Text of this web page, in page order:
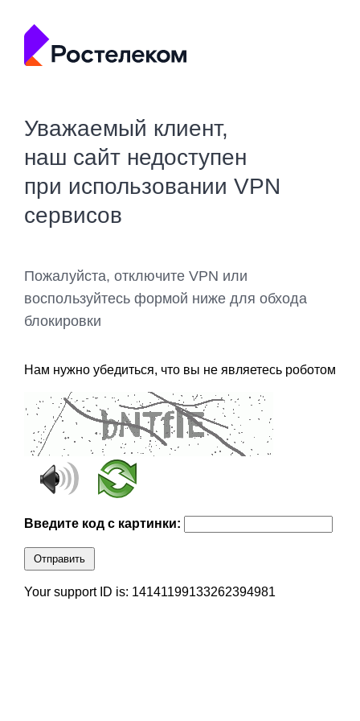
Уважаемый клиент,
наш сайт недоступен
при использовании VPN
сервисов
Пожалуйста, отключите VPN или
воспользуйтесь формой ниже для обхода
блокировки
Нам нужно убедиться, что вы не являетесь роботом
Введите код с картинки:
Отправить
Your support ID is: 14141199133262394981